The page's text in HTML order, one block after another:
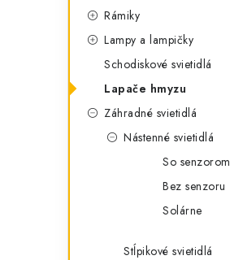
Rámiky
Lampy a lampičky
Schodiskové svietidlá
Lapače hmyzu
Záhradné svietidlá
Nástenné svietidlá
So senzorom
Bez senzoru
Solárne
Stĺpikové svietidlá